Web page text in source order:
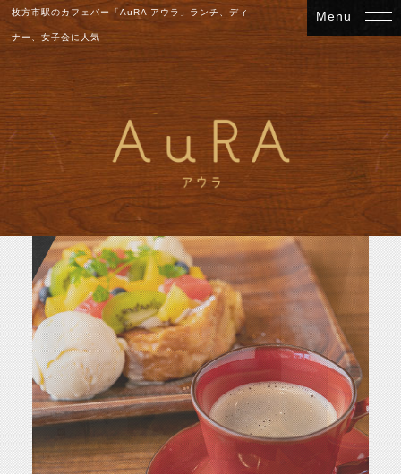
枚方市駅のカフェバー「AuRA アウラ」ランチ、ディ
ナー、女子会に人気